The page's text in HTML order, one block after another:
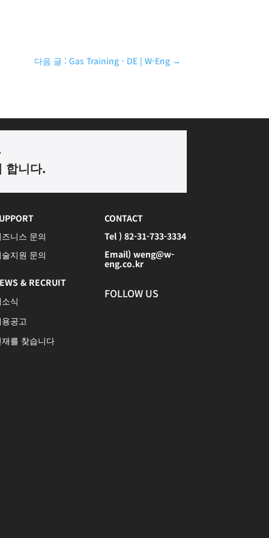
다음 글 : Gas Training - DE | W-Eng →
합니다.
즈니스 문의
술지원 문의
& RECRUIT
식
공고
재를 찾습니다
CONTACT
Tel ) 82-31-733-3334
Email) weng@w-
eng.co.kr
FOLLOW US